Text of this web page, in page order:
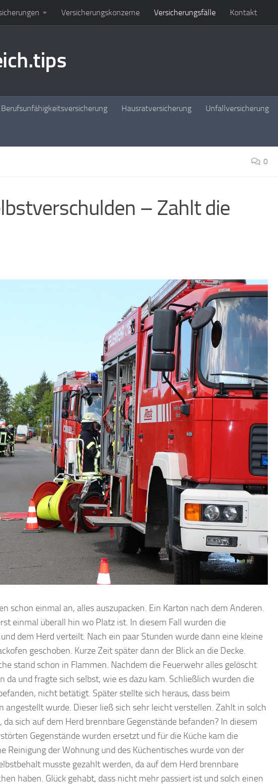
Versicherungskonzerne Versicherungsfälle Kontakt
Berufsunfähigkeitsversicherung Hausratversicherung Unfallversicherung
0
– Zahlt die
schon einmal an, alles auszupacken. Ein Karton nach dem Anderen.
einmal überall hin wo Platz ist. In diesem Fall wurden die
dem Herd verteilt. Nach ein paar Stunden wurde dann eine kleine
geschoben. Kurze Zeit später dann der Blick an die Decke.
stand schon in Flammen. Nachdem die Feuerwehr alles gelöscht
und fragte sich selbst, wie es dazu kam. Schließlich wurden die
nicht betätigt. Später stellte sich heraus, dass beim
angestellt wurde. Dieser ließ sich sehr leicht verstellen. Zahlt in solch
sich auf dem Herd brennbare Gegenstände befanden? In diesem
Gegenstände wurden ersetzt und für die Küche kam die
Reinigung der Wohnung und des Küchentisches wurde von der
musste gezahlt werden, da auf dem Herd brennbare
haben. Glück gehabt, dass nicht mehr passiert ist und solch einen